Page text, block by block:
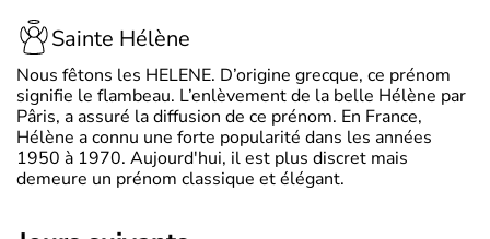
Sainte Hélène
Nous fêtons les HELENE. D’origine grecque, ce prénom
signifie le flambeau. L’enlèvement de la belle Hélène par
Pâris, a assuré la diffusion de ce prénom. En France,
Hélène a connu une forte popularité dans les années
1950 à 1970. Aujourd'hui, il est plus discret mais
demeure un prénom classique et élégant.